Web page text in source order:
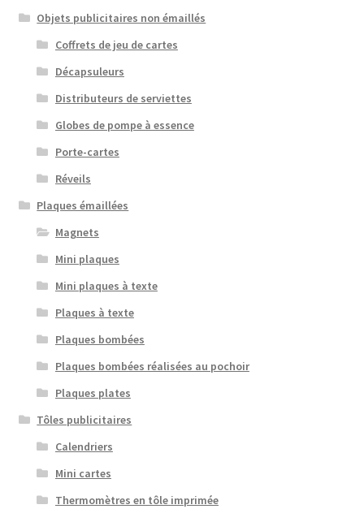
Objets publicitaires non émaillés
Coffrets de jeu de cartes
Décapsuleurs
Distributeurs de serviettes
Globes de pompe à essence
Porte-cartes
Réveils
Plaques émaillées
Magnets
Mini plaques
Mini plaques à texte
Plaques à texte
Plaques bombées
Plaques bombées réalisées au pochoir
Plaques plates
Tôles publicitaires
Calendriers
Mini cartes
Thermomètres en tôle imprimée